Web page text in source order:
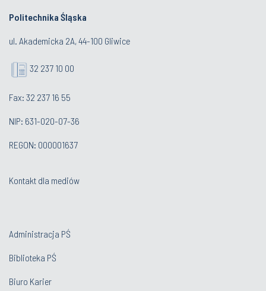
Politechnika Śląska
ul. Akademicka 2A, 44-100 Gliwice
32 237 10 00
Fax: 32 237 16 55
NIP: 631-020-07-36
REGON: 000001637
Kontakt dla mediów
Administracja PŚ
Biblioteka PŚ
Biuro Karier